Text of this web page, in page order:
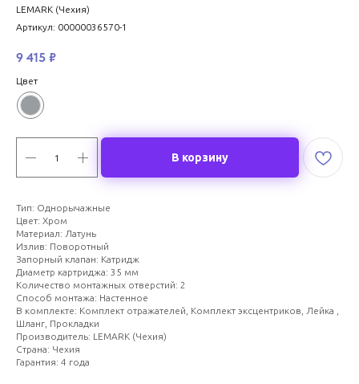
LEMARK (Чехия)
Артикул: 00000036570-1
9 415 ₽
Цвет
В корзину
Тип: Однорычажные
Цвет: Хром
Материал: Латунь
Излив: Поворотный
Запорный клапан: Катридж
Диаметр картриджа: 35 мм
Количество монтажных отверстий: 2
Способ монтажа: Настенное
В комплекте: Комплект отражателей, Комплект эксцентриков, Лейка ,
Шланг, Прокладки
Производитель: LEMARK (Чехия)
Страна: Чехия
Гарантия: 4 года